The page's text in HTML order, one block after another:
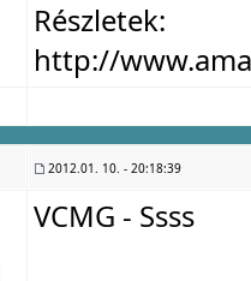
Részletek:
http://
2012.01. 10. - 20:18:39
VCMG - Ssss